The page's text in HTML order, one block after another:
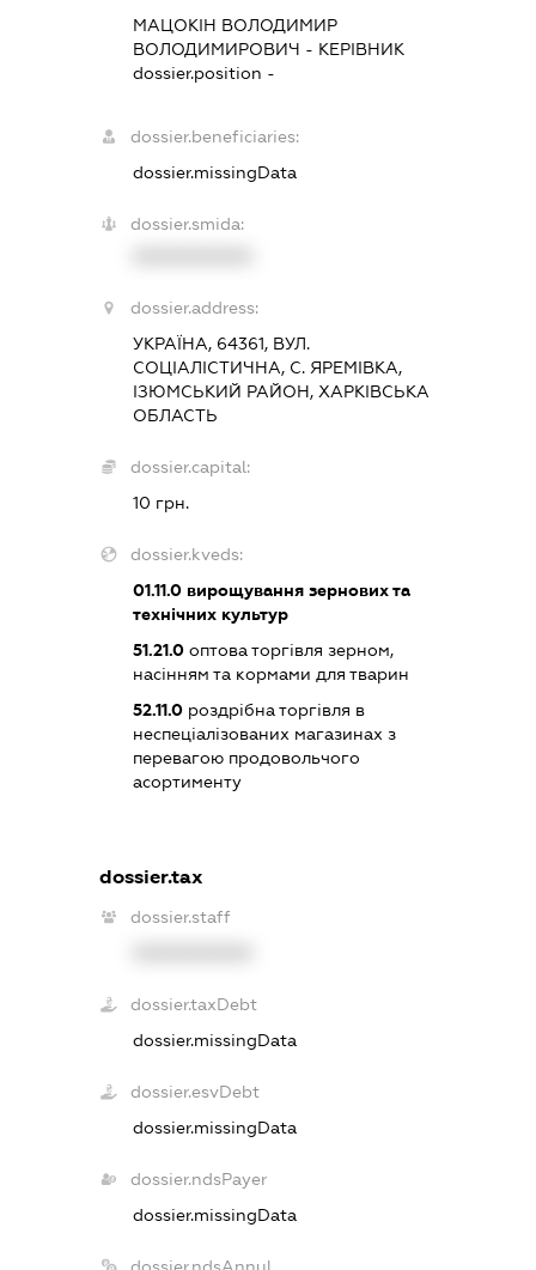
МАЦОКІН ВОЛОДИМИР
ВОЛОДИМИРОВИЧ - КЕРІВНИК
dossier.position -
dossier.beneficiaries:
dossier.missingData
dossier.smida:
dossier.address:
УКРАЇНА, 64361, ВУЛ.
СОЦІАЛІСТИЧНА, С. ЯРЕМІВКА,
ІЗЮМСЬКИЙ РАЙОН, ХАРКІВСЬКА
ОБЛАСТЬ
dossier.capital:
10 грн.
dossier.kveds:
01.11.0вирощування зернових та
технічних культур
51.21.0оптова торгівля зерном,
насінням та кормами для тварин
52.11.0роздрібна торгівля в
неспеціалізованих магазинах з
перевагою продовольчого
асортименту
dossier.tax
dossier.staff
dossier.taxDebt
dossier.missingData
dossier.esvDebt
dossier.missingData
dossier.ndsPayer
dossier.missingData